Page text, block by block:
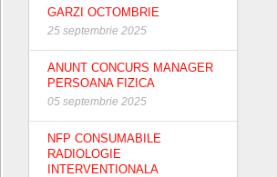
GARZI OCTOMBRIE
25 septembrie 2025
ANUNT CONCURS MANAGER
PERSOANA FIZICA
05 septembrie 2025
NFP CONSUMABILE
RADIOLOGIE
INTERVENTIONALA